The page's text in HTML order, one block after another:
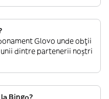
Glovo unde obții
dintre partenerii noștri
Bingo?